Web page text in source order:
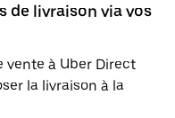
de livraison via vos
vente à Uber Direct
la livraison à la